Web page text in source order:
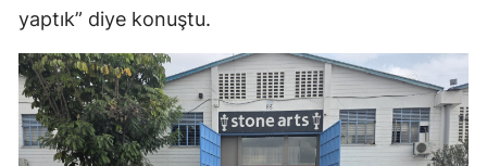
yaptık” diye konuştu.